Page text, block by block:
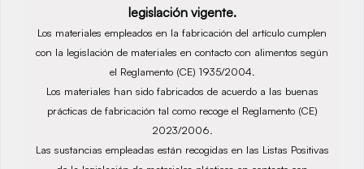
legislación vigente.
Los materiales empleados en la fabricación del artículo cumplen
con la legislación de materiales en contacto con alimentos según
el Reglamento (CE) 1935/2004.
Los materiales han sido fabricados de acuerdo a las buenas
prácticas de fabricación tal como recoge el Reglamento (CE)
2023/2006.
Las sustancias empleadas están recogidas en las Listas Positivas